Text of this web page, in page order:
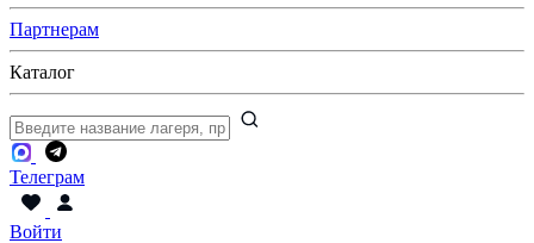
Партнерам
Каталог
Телеграм
Войти